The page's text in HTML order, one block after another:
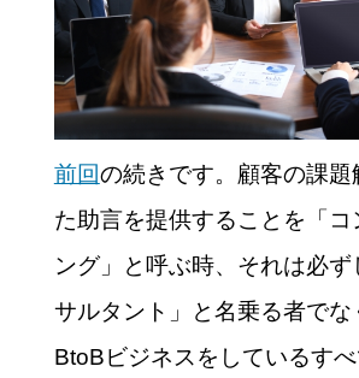
前回の続きです。顧客の課題
た助言を提供することを「コ
ング」と呼ぶ時、それは必ず
サルタント」と名乗る者でな
BtoBビジネスをしているす